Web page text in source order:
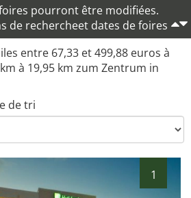
pourront être modifiées.
de rechercheet dates de foires
entre 67,33 et 499,88 euros à
à 19,95 km zum Zentrum in
de tri
1